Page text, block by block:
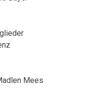
Mees